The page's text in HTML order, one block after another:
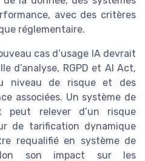
avec des critères
réglementaire.
cas d’usage IA devrait
d’analyse, RGPD et AI Act,
niveau de risque et des
associées. Un système de
peut relever d’un risque
de tarification dynamique
requalifié en système de
son impact sur les